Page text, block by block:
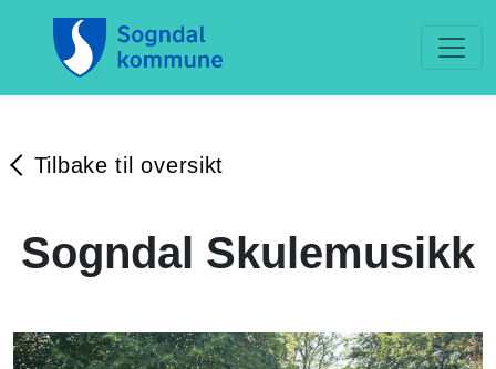
Tilbake til oversikt
Sogndal Skulemusikk